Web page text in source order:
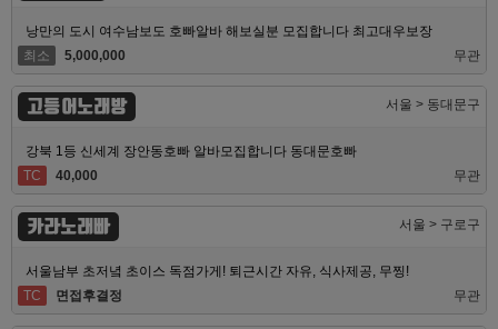
낭만의 도시 여수남보도 호빠알바 해보실분 모집합니다 최고대우보장
최소
5,000,000 무관
고등어노래방 서울 > 동대문구
강북 1등 신세계 장안동호빠 알바모집합니다 동대문호빠
TC
40,000 무관
카라노래빠 서울 > 구로구
서울남부 초저녘 초이스 독점가게! 퇴근시간 자유, 식사제공, 무찡!
TC
면접후결정 무관